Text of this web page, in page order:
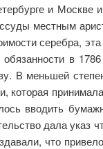
и Москве
местным
серебра,
в
В меньшей
которая
вводить
дала указ
что